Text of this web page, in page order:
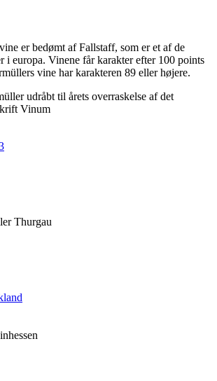
er bedømt af Fallstaff, som er et af de
i europa. Vinene får karakter efter 100 points
vine har karakteren 89 eller højere.
udråbt til årets overraskelse af det
Vinum
Thurgau